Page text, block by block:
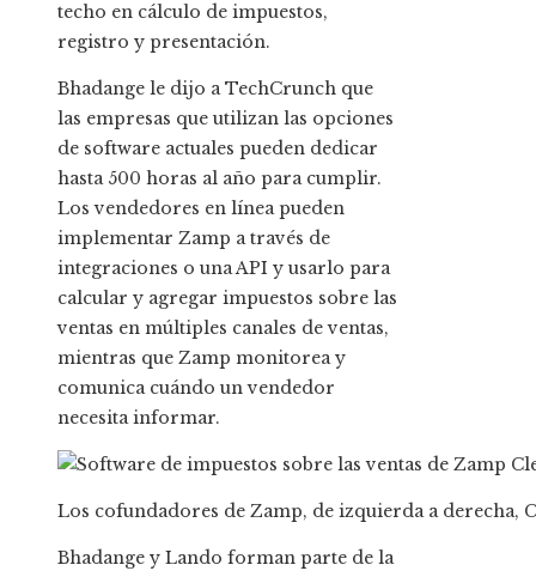
techo en cálculo de impuestos,
registro y presentación.
Bhadange le dijo a TechCrunch que
las empresas que utilizan las opciones
de software actuales pueden dedicar
hasta 500 horas al año para cumplir.
Los vendedores en línea pueden
implementar Zamp a través de
integraciones o una API y usarlo para
calcular y agregar impuestos sobre las
ventas en múltiples canales de ventas,
mientras que Zamp monitorea y
comunica cuándo un vendedor
necesita informar.
Los cofundadores de Zamp, de izquierda a derecha,
Bhadange y Lando forman parte de la